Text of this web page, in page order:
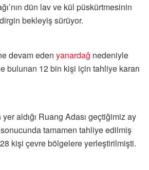
dün lav ve kül püskürtmesinin
bekleyiş sürüyor.
devam eden yanardağ nedeniyle
bulunan 12 bin kişi için tahliye kararı
aldığı Ruang Adası geçtiğimiz ay
tamamen tahliye edilmiş
kişi çevre bölgelere yerleştirilmişti.